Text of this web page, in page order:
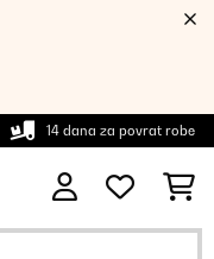
14 dana za povrat robe